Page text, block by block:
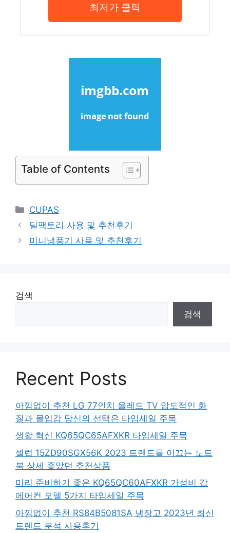
최저가 클릭
Table of Contents
Categories
CUPAS
딜팩토리 사용 및 추천후기
미니냉풍기 사용 및 추천후기
검색
검색
Recent Posts
아낌없이 추천 LG 77인치 올레드 TV 압도적인 화
질과 몰입감 당신의 선택은 타임세일 주목
생활 혁신 KQ65QC65AFXKR 타임세일 주목
셀럽 15ZD90SGX56K 2023 트렌드를 이끄는 노트
북 상세 좋았던 추천상품
미리 준비하기 좋은 KQ65QC60AFXKR 가성비 갑
에어컨 모델 5가지 타임세일 주목
아낌없이 추천 RS84B5081SA 냉장고 2023년 최신
트렌드 분석 사용후기